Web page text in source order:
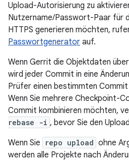
Upload-Autorisierung zu
Nutzername/Passwort-Paar für
HTTPS generieren möchten,
Passwortgenerator auf.
Wenn Gerrit die Objektdaten
wird jeder Commit in eine
Prüfer einen bestimmten
Wenn Sie mehrere Checkpoint-
Commit kombinieren möchten,
rebase -i , bevor Sie den
Wenn Sie
repo upload ohne
werden alle Projekte nach